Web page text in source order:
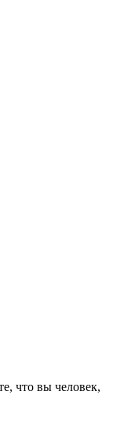
что вы человек,